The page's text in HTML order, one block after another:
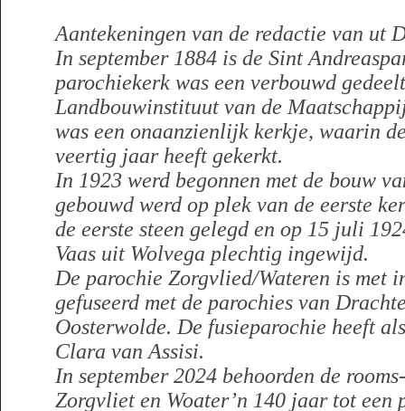
Aantekeningen van de redactie van ut
In september 1884 is de Sint
parochiekerk was een verbouwd
Landbouwinstituut van de
was een onaanzienlijk kerkje, waarin
veertig jaar heeft gekerkt.
In 1923 werd begonnen met de bouw
gebouwd werd op plek van de eerste
de eerste steen gelegd en op 15 juli
Vaas uit Wolvega plechtig ingewijd.
De parochie Zorgvlied/Wateren is met
gefuseerd met de parochies van
Oosterwolde. De fusieparochie heeft
Clara van Assisi.
In september 2024 behoorden de
Zorgvliet en Woater’n 140 jaar tot een